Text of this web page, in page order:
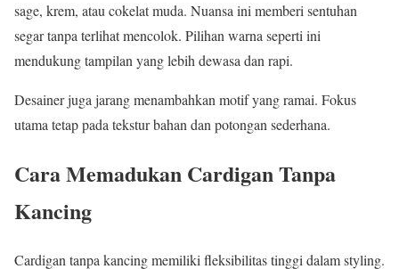
sage, krem, atau cokelat muda. Nuansa ini memberi sentuhan
segar tanpa terlihat mencolok. Pilihan warna seperti ini
mendukung tampilan yang lebih dewasa dan rapi.
Desainer juga jarang menambahkan motif yang ramai. Fokus
utama tetap pada tekstur bahan dan potongan sederhana.
Cara Memadukan Cardigan Tanpa
Kancing
Cardigan tanpa kancing memiliki fleksibilitas tinggi dalam styling.